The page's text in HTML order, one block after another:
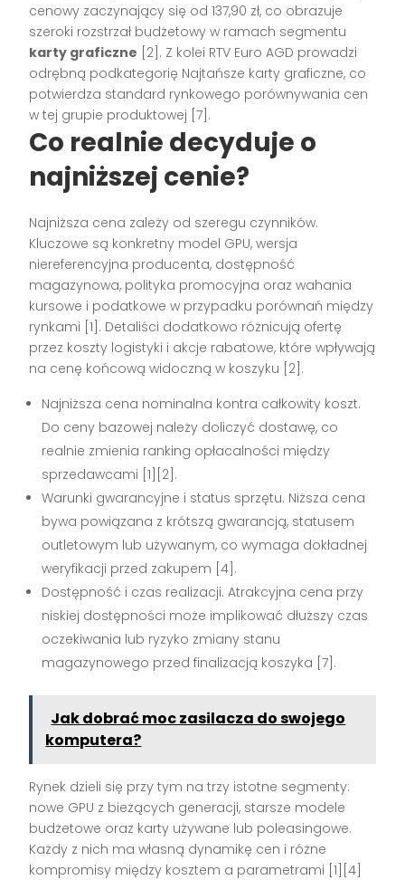
cenowy zaczynający się od 137,90 zł, co obrazuje
szeroki rozstrzał budżetowy w ramach segmentu
karty graficzne [2]. Z kolei RTV Euro AGD prowadzi
odrębną podkategorię Najtańsze karty graficzne, co
potwierdza standard rynkowego porównywania cen
w tej grupie produktowej [7].
Co realnie decyduje o
najniższej cenie?
Najniższa cena zależy od szeregu czynników.
Kluczowe są konkretny model GPU, wersja
niereferencyjna producenta, dostępność
magazynowa, polityka promocyjna oraz wahania
kursowe i podatkowe w przypadku porównań między
rynkami [1]. Detaliści dodatkowo różnicują ofertę
przez koszty logistyki i akcje rabatowe, które wpływają
na cenę końcową widoczną w koszyku [2].
Najniższa cena nominalna kontra całkowity koszt.
Do ceny bazowej należy doliczyć dostawę, co
realnie zmienia ranking opłacalności między
sprzedawcami [1][2].
Warunki gwarancyjne i status sprzętu. Niższa cena
bywa powiązana z krótszą gwarancją, statusem
outletowym lub używanym, co wymaga dokładnej
weryfikacji przed zakupem [4].
Dostępność i czas realizacji. Atrakcyjna cena przy
niskiej dostępności może implikować dłuższy czas
oczekiwania lub ryzyko zmiany stanu
magazynowego przed finalizacją koszyka [7].
Jak dobrać moc zasilacza do swojego
komputera?
Rynek dzieli się przy tym na trzy istotne segmenty:
nowe GPU z bieżących generacji, starsze modele
budżetowe oraz karty używane lub poleasingowe.
Każdy z nich ma własną dynamikę cen i różne
kompromisy między kosztem a parametrami [1][4]